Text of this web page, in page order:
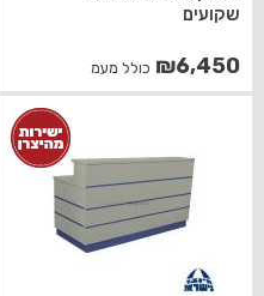
שקועים
₪6,450 כולל מעמ